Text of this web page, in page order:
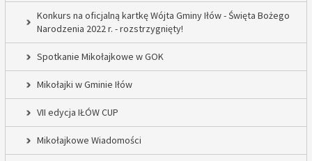
Konkurs na oficjalną kartkę Wójta Gminy Iłów - Święta Bożego
Narodzenia 2022 r. - rozstrzygnięty!
Spotkanie Mikołajkowe w GOK
Mikołajki w Gminie Iłów
VII edycja IŁÓW CUP
Mikołajkowe Wiadomości